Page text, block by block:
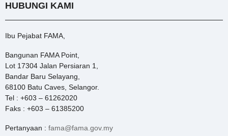
HUBUNGI KAMI
Ibu Pejabat FAMA,
Bangunan FAMA Point,
Lot 17304 Jalan Persiaran 1,
Bandar Baru Selayang,
68100 Batu Caves, Selangor.
Tel : +603 – 61262020
Faks : +603 – 61385200
Pertanyaan : fama@fama.gov.my